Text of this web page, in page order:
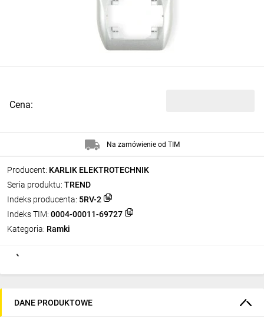
Producent: KARLIK ELEKTROTECHNIK
Seria produktu: TREND
Indeks producenta: 5RV-2
Indeks TIM: 0004-00011-69727
Kategoria: Ramki
Cena:
Na zamówienie od TIM
DANE PRODUKTOWE